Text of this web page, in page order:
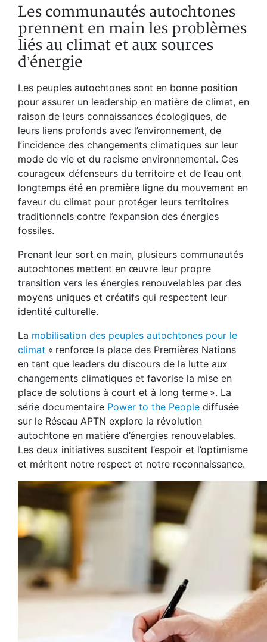
Les communautés autochtones
prennent en main les problèmes
liés au climat et aux sources
d’énergie
Les peuples autochtones sont en bonne position
pour assurer un leadership en matière de climat, en
raison de leurs connaissances écologiques, de
leurs liens profonds avec l’environnement, de
l’incidence des changements climatiques sur leur
mode de vie et du racisme environnemental. Ces
courageux défenseurs du territoire et de l’eau ont
longtemps été en première ligne du mouvement en
faveur du climat pour protéger leurs territoires
traditionnels contre l’expansion des énergies
fossiles.
Prenant leur sort en main, plusieurs communautés
autochtones mettent en œuvre leur propre
transition vers les énergies renouvelables par des
moyens uniques et créatifs qui respectent leur
identité culturelle.
La mobilisation des peuples autochtones pour le
climat « renforce la place des Premières Nations
en tant que leaders du discours de la lutte aux
changements climatiques et favorise la mise en
place de solutions à court et à long terme ». La
série documentaire Power to the People diffusée
sur le Réseau APTN explore la révolution
autochtone en matière d’énergies renouvelables.
Les deux initiatives suscitent l’espoir et l’optimisme
et méritent notre respect et notre reconnaissance.